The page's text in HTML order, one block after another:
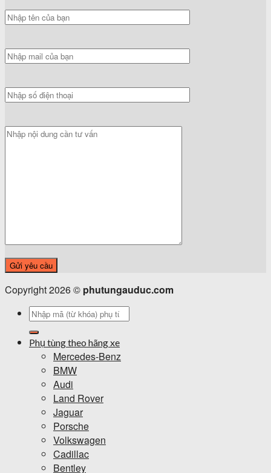
Copyright 2026 © phutungauduc.com
Tìm
Phụ tùng theo hãng xe
Mercedes-Benz
BMW
Audi
Land Rover
Jaguar
Porsche
Volkswagen
Cadillac
Bentley